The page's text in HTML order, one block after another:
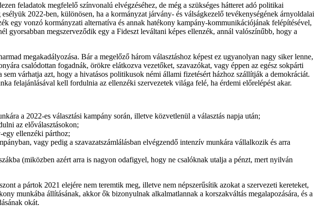
feladatok megfelelő színvonalú elvégzéséhez, de még a szükséges hátteret adó politikai
2022-ben, különösen, ha a kormányzat járvány- és válságkezelő tevékenységének árnyoldalai
egy vonzó kormányzati alternatíva és annak hatékony kampány-kommunikációjának felépítésével,
megszerveződik egy a Fideszt leváltani képes ellenzék, annál valószínűbb, hogy a
megakadályozása. Bár a megelőző három választáshoz képest ez ugyanolyan nagy siker lenne,
csalódottan fogadnák, örökre elátkozva vezetőket, szavazókat, vagy éppen az egész sokpárti
várhatja azt, hogy a hivatásos politikusok némi állami fizetésért házhoz szállítják a demokráciát.
felajánlásával kell fordulnia az ellenzéki szervezetek világa felé, ha érdemi előrelépést akar.
a 2022-es választási kampány során, illetve közvetlenül a választás napja után;
az előválasztásokon;
egy ellenzéki párthoz;
vagy pedig a szavazatszámlálásban elvégzendő intenzív munkára vállalkozik és arra
(miközben azért arra is nagyon odafigyel, hogy ne csalóknak utalja a pénzt, mert nyilván
a pártok 2021 elejére nem teremtik meg, illetve nem népszerűsítik azokat a szervezeti kereteket,
munkába állításának, akkor ők bizonyulnak alkalmatlannak a korszakváltás megalapozására, és a
okát.